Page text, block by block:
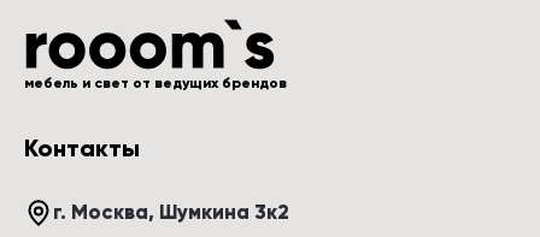
мебель и свет от ведущих брендов
Контакты
г. Москва, Шумкина 3к2